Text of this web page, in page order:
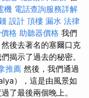
機 電話查詢服務詳解
設計 頂樓 漏水 法律
格 助聽器價格 我們
後去著名的塞爾口克
揭示了過去的秘密。
推薦 然後，我們通過
），這是由風景如
了最後兩個晚上。